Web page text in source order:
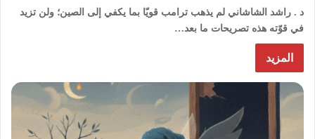
د . راشد الشاشاني لم يذهب ترامب قويّا بما يكفي إلى الصين؛ ولن تزيد
في قوّته هذه تصريحات ما بعد…
المزيد